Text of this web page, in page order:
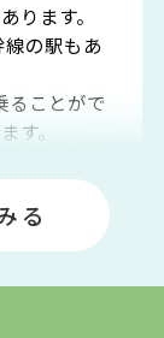
ります。
の駅もあ
ることがで
す。
大久保
とした買
せん。
る